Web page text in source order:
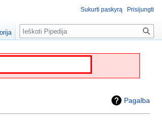
Pagalba
Sukurti paskyrą Prisijungti
Paieška